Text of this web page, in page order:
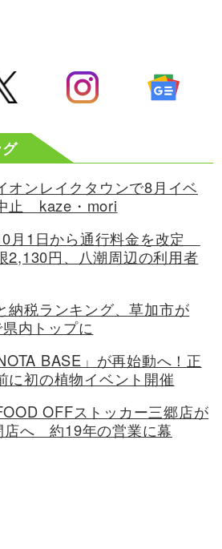
オンレイクタウンで8月イベ
止 kaze・mori
月1日から通行料金を改定
2,130円、八潮周辺の利用者
納税ランキング、草加市が
内トップに
BASE」が再始動へ！正
に初の植物イベント開催
OFFストッカー三郷店が
店へ 約19年の営業に幕